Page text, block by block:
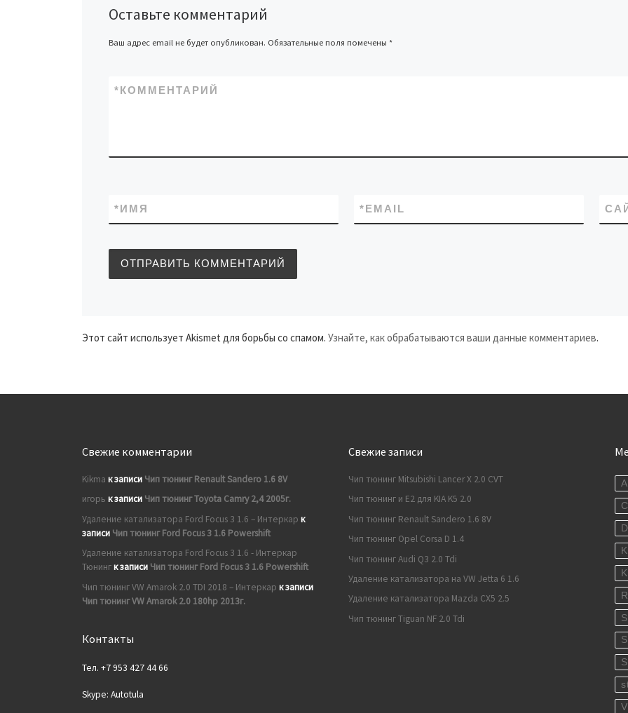
Оставьте комментарий
Ваш адрес email не будет опубликован. Обязательные поля помечены *
КОММЕНТАРИЙ
*
ИМЯ
* EMAIL
*
Этот сайт использует Akismet для борьбы со спамом. Узнайте, как обрабатываются ваши данные комментариев.
Свежие комментарии
Kikma к записи Чип тюнинг Renault Sandero 1.6 8V
игорь к записи Чип тюнинг Toyota Camry 2,4 2005г.
Удаление катализатора Ford Focus 3 1.6 – Интеркар к
записи Чип тюнинг Ford Focus 3 1.6 Powershift
Удаление катализатора Ford Focus 3 1.6 - Интеркар
Тюнингк записи Чип тюнинг Ford Focus 3 1.6 Powershift
Чип тюнинг VW Amarok 2.0 TDI 2018 – Интеркар к записи
Чип тюнинг VW Amarok 2.0 180hp 2013г.
Контакты
Тел. +7 953 427 44 66
Skype: Autotula
Свежие записи
Чип тюнинг Mitsubishi Lancer X 2.0 CVT
Чип тюнинг и E2 для KIA K5 2.0
Чип тюнинг Renault Sandero 1.6 8V
Чип тюнинг Opel Corsa D 1.4
Чип тюнинг Audi Q3 2.0 Tdi
Удаление катализатора на VW Jetta 6 1.6
Удаление катализатора Mazda CX5 2.5
Чип тюнинг Tiguan NF 2.0 Tdi